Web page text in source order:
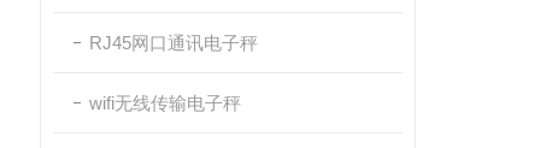
RJ45网口通讯电子秤
wifi无线传输电子秤